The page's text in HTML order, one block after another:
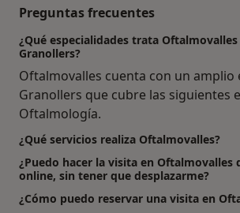
Preguntas frecuentes
¿Qué especialidades trata Oftalmovalles
Granollers?
Oftalmovalles cuenta con un amplio
Granollers que cubre las siguientes
Oftalmología.
¿Qué servicios realiza Oftalmovalles?
¿Puedo hacer la visita en Oftalmovalles
online, sin tener que desplazarme?
¿Cómo puedo reservar una visita en